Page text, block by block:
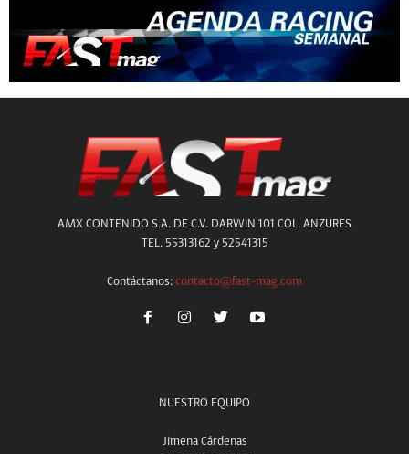
AMX CONTENIDO S.A. DE C.V. DARWIN 101 COL. ANZURES
TEL. 55313162 y 52541315
Contáctanos: contacto@fast-mag.com
NUESTRO EQUIPO
Jimena Cárdenas